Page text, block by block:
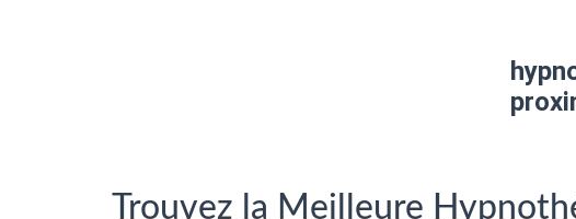
Trouvez la Meilleure